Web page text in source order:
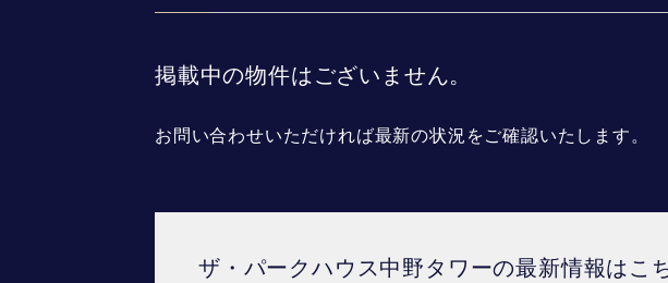
掲載中の物件はございません。
お問い合わせいただければ最新の状況をご確認いたします。
ザ・パークハウス中野タワーの最新情報はこ